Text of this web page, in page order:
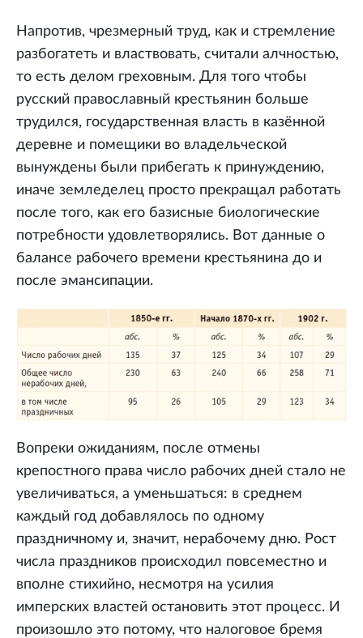
Напротив, чрезмерный труд, как и стремление
разбогатеть и властвовать, считали алчностью,
то есть делом греховным. Для того чтобы
русский православный крестьянин больше
трудился, государственная власть в казённой
деревне и помещики во владельческой
вынуждены были прибегать к принуждению,
иначе земледелец просто прекращал работать
после того, как его базисные биологические
потребности удовлетворялись. Вот данные о
балансе рабочего времени крестьянина до и
после эмансипации.
Вопреки ожиданиям, после отмены
крепостного права число рабочих дней стало не
увеличиваться, а уменьшаться: в среднем
каждый год добавлялось по одному
праздничному и, значит, нерабочему дню. Рост
числа праздников происходил повсеместно и
вполне стихийно, несмотря на усилия
имперских властей остановить этот процесс. И
произошло это потому, что налоговое бремя